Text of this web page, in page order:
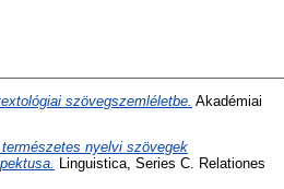
szövegszemléletbe. Akadémiai
nyelvi szövegek
Linguistica, Series C. Relationes